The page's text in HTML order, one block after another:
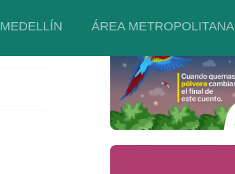
MEDELLÍN ÁREA METROPOLITANA